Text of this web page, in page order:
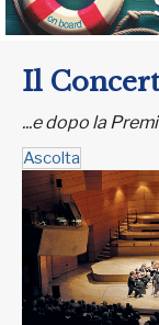
Il
...e dopo la
Ascolta